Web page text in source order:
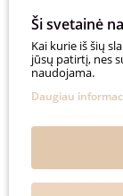
1000€
Ši svetainė
Kai kurie iš šių
jūsų patirtį, nes
naudojama.
Daugiau